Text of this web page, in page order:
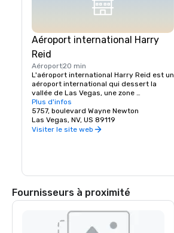
Aéroport international Harry
Reid
Aéroport20 min
L'aéroport international Harry Reid est un
aéroport international qui dessert la
vallée de Las Vegas, une zone
métropolitaine du Nevada, aux États-
Unis.
Plus d'infos
5757, boulevard Wayne Newton
Las Vegas, NV, US 89119
Visiter le site web
Fournisseurs à proximité